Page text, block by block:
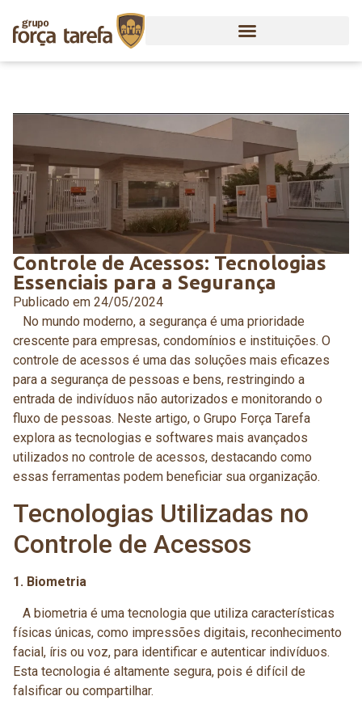
Controle de Acessos: Tecnologias
Essenciais para a Segurança
Publicado em 24/05/2024
No mundo moderno, a segurança é uma prioridade
crescente para empresas, condomínios e instituições. O
controle de acessos é uma das soluções mais eficazes
para a segurança de pessoas e bens, restringindo a
entrada de indivíduos não autorizados e monitorando o
fluxo de pessoas. Neste artigo, o Grupo Força Tarefa
explora as tecnologias e softwares mais avançados
utilizados no controle de acessos, destacando como
essas ferramentas podem beneficiar sua organização.
Tecnologias Utilizadas no
Controle de Acessos
1. Biometria
A biometria é uma tecnologia que utiliza características
físicas únicas, como impressões digitais, reconhecimento
facial, íris ou voz, para identificar e autenticar indivíduos.
Esta tecnologia é altamente segura, pois é difícil de
falsificar ou compartilhar.